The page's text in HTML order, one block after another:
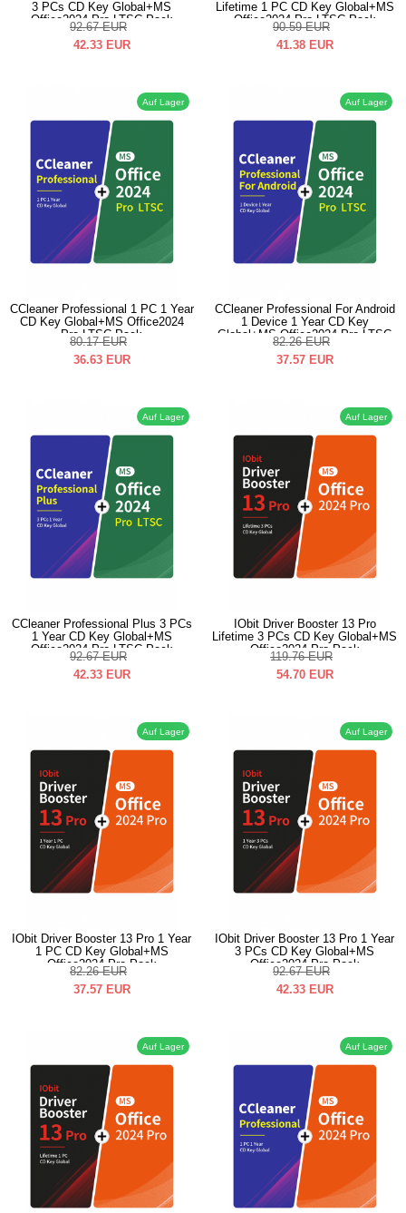
3 PCs CD Key Global+MS
Office2024 Pro LTSC Pack
92.67 EUR
42.33 EUR
Lifetime 1 PC CD Key Global+MS
Office2024 Pro LTSC Pack
90.59 EUR
41.38 EUR
Auf Lager
CCleaner Professional 1 PC 1 Year
CD Key Global+MS Office2024
Pro LTSC Pack
80.17 EUR
36.63 EUR
Auf Lager
CCleaner Professional For Android
1 Device 1 Year CD Key
Global+MS Office2024 Pro LTSC
Pack
82.26 EUR
37.57 EUR
Auf Lager
CCleaner Professional Plus 3 PCs
1 Year CD Key Global+MS
Office2024 Pro LTSC Pack
92.67 EUR
42.33 EUR
Auf Lager
IObit Driver Booster 13 Pro
Lifetime 3 PCs CD Key Global+MS
Office2024 Pro Pack
119.76 EUR
54.70 EUR
Auf Lager
IObit Driver Booster 13 Pro 1 Year
1 PC CD Key Global+MS
Office2024 Pro Pack
82.26 EUR
37.57 EUR
Auf Lager
IObit Driver Booster 13 Pro 1 Year
3 PCs CD Key Global+MS
Office2024 Pro Pack
92.67 EUR
42.33 EUR
Auf Lager Auf Lager